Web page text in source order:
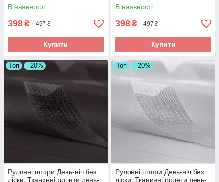
В наявності
398 ₴ 497 ₴
Купити
В наявності
398 ₴ 497 ₴
Купити
Топ –20%
Рулонні штори День-ніч без
ліски. Тканинні ролети день-
Топ –20%
Рулонні штори День-ніч без
ліски. Тканинні ролети день-